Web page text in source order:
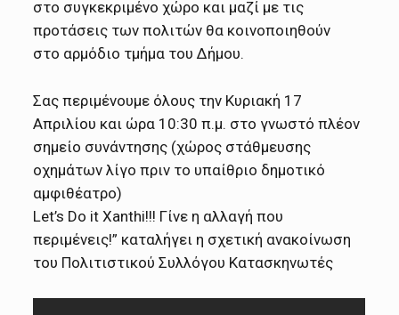
στο συγκεκριμένο χώρο και μαζί με τις
προτάσεις των πολιτών θα κοινοποιηθούν
στο αρμόδιο τμήμα του Δήμου.
Σας περιμένουμε όλους την Κυριακή 17
Απριλίου και ώρα 10:30 π.μ. στο γνωστό πλέον
σημείο συνάντησης (χώρος στάθμευσης
οχημάτων λίγο πριν το υπαίθριο δημοτικό
αμφιθέατρο)
Let’s Do it Xanthi!!! Γίνε η αλλαγή που
περιμένεις!” καταλήγει η σχετική ανακοίνωση
του Πολιτιστικού Συλλόγου Κατασκηνωτές